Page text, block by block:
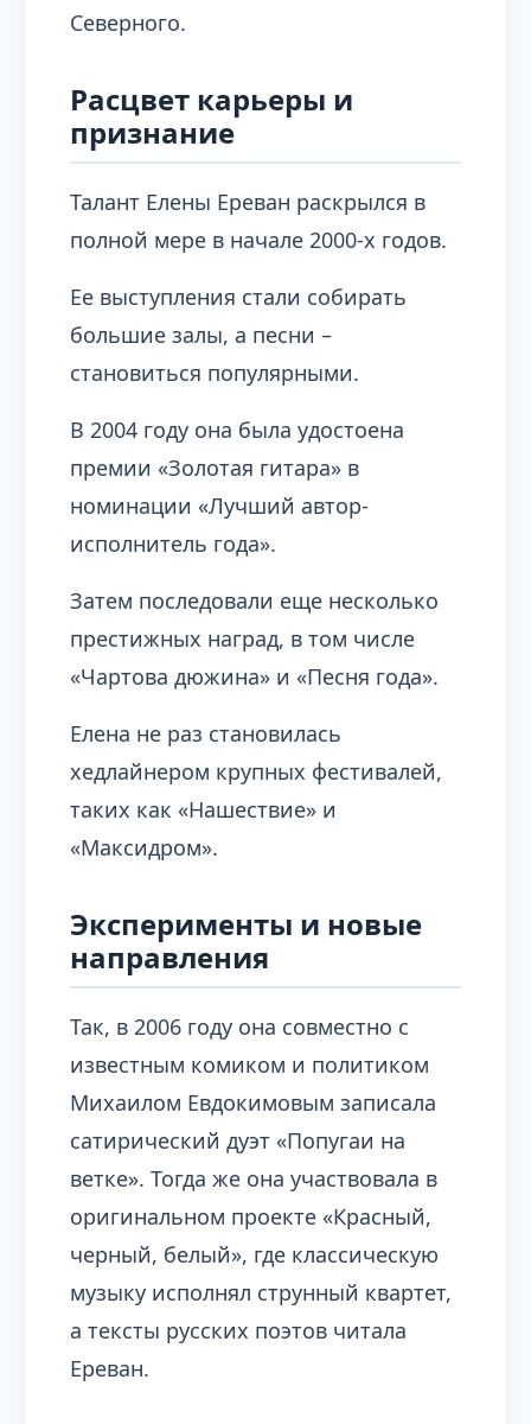
Северного.
Расцвет карьеры и
признание
Талант Елены Ереван раскрылся в
полной мере в начале 2000-х годов.
Ее выступления стали собирать
большие залы, а песни –
становиться популярными.
В 2004 году она была удостоена
премии «Золотая гитара» в
номинации «Лучший автор-
исполнитель года».
Затем последовали еще несколько
престижных наград, в том числе
«Чартова дюжина» и «Песня года».
Елена не раз становилась
хедлайнером крупных фестивалей,
таких как «Нашествие» и
«Максидром».
Эксперименты и новые
направления
Так, в 2006 году она совместно с
известным комиком и политиком
Михаилом Евдокимовым записала
сатирический дуэт «Попугаи на
ветке». Тогда же она участвовала в
оригинальном проекте «Красный,
черный, белый», где классическую
музыку исполнял струнный квартет,
а тексты русских поэтов читала
Ереван.